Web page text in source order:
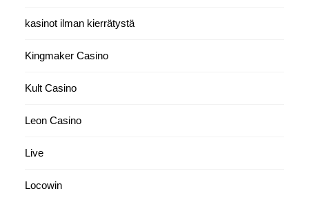
kasinot ilman kierrätystä
Kingmaker Casino
Kult Casino
Leon Casino
Live
Locowin